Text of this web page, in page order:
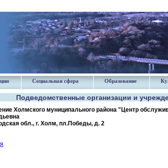
Социальная сфера Образование
Подведомственные организации и
Холмского муниципального района "Центр
обл., г. Холм, пл.Победы, д. 2